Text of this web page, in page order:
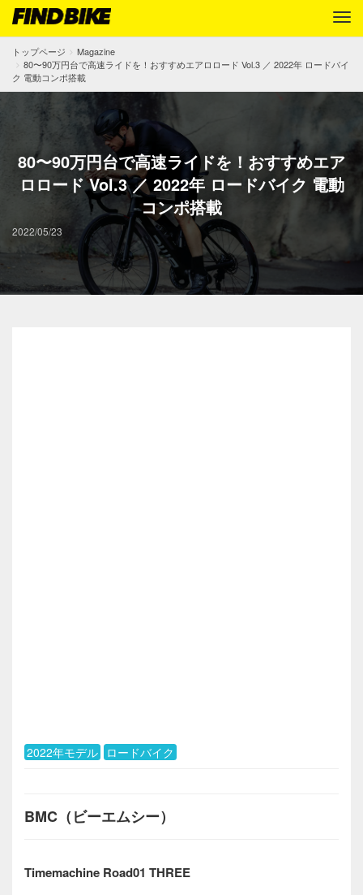
トップページ
Magazine
80〜90万円台で高速ライドを！おすすめエアロロード Vol.3 ／ 2022年 ロードバイ
ク 電動コンポ搭載
80〜90万円台で高速ライドを！おすすめエア
ロロード Vol.3 ／ 2022年 ロードバイク 電動
コンポ搭載
2022/05/23
2022年モデル ロードバイク
BMC（ビーエムシー）
Timemachine Road01 THREE